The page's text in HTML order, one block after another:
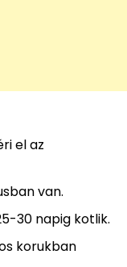
el az
van.
30 napig kotlik.
korukban